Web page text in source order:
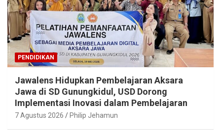
PENDIDIKAN
Jawalens Hidupkan Pembelajaran Aksara
Jawa di SD Gunungkidul, USD Dorong
Implementasi Inovasi dalam Pembelajaran
7 Agustus 2026 Philip Jehamun